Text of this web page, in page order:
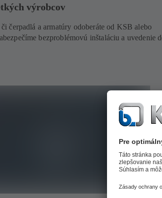
výrobcov
čerpadlá a armatúry odoberáte od KSB alebo
bezproblémovú inštaláciu a uvedenie